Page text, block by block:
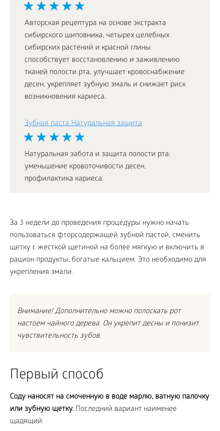
Авторская рецептура на основе экстракта
сибирского шиповника, четырех целебных
сибирских растений и красной глины
способствует восстановлению и заживлению
тканей полости рта, улучшает кровоснабжение
десен, укрепляет зубную эмаль и снижает риск
возникновения кариеса.
Зубная паста Натуральная защита
Натуральная забота и защита полости рта:
уменьшение кровоточивости десен,
профилактика кариеса.
За 3 недели до проведения процедуры нужно начать
пользоваться фторсодержащей зубной пастой, сменить
щетку с жесткой щетиной на более мягкую и включить в
рацион продукты, богатые кальцием. Это необходимо для
укрепления эмали.
Внимание! Дополнительно можно полоскать рот
настоем чайного дерева. Он укрепит десны и понизит
чувствительность зубов.
Первый способ
Соду наносят на смоченную в воде марлю, ватную палочку
или зубную щетку. Последний вариант наименее
щадящий.